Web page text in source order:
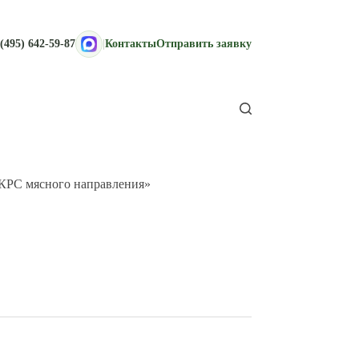
642-59-87 | КонтактыОтправить заявку
мясного направления»